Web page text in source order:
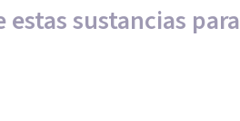
sustancias para